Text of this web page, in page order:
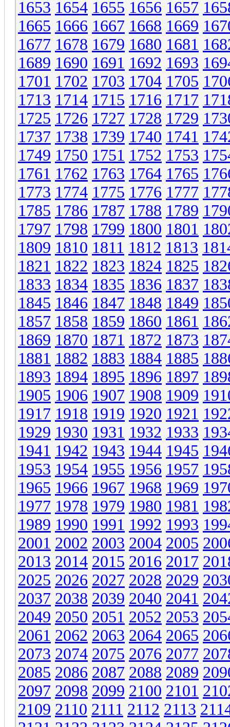
1653 1654 1655 1656 1657
1665 1666 1667 1668 1669
1677 1678 1679 1680 1681
1689 1690 1691 1692 1693
1701 1702 1703 1704 1705
1713 1714 1715 1716 1717
1725 1726 1727 1728 1729
1737 1738 1739 1740 1741
1749 1750 1751 1752 1753
1761 1762 1763 1764 1765
1773 1774 1775 1776 1777
1785 1786 1787 1788 1789
1797 1798 1799 1800 1801
1809 1810 1811 1812 1813
1821 1822 1823 1824 1825
1833 1834 1835 1836 1837
1845 1846 1847 1848 1849
1857 1858 1859 1860 1861
1869 1870 1871 1872 1873
1881 1882 1883 1884 1885
1893 1894 1895 1896 1897
1905 1906 1907 1908 1909
1917 1918 1919 1920 1921
1929 1930 1931 1932 1933
1941 1942 1943 1944 1945
1953 1954 1955 1956 1957
1965 1966 1967 1968 1969
1977 1978 1979 1980 1981
1989 1990 1991 1992 1993
2001 2002 2003 2004 2005
2013 2014 2015 2016 2017
2025 2026 2027 2028 2029
2037 2038 2039 2040 2041
2049 2050 2051 2052 2053
2061 2062 2063 2064 2065
2073 2074 2075 2076 2077
2085 2086 2087 2088 2089
2097 2098 2099 2100 2101
2109 2110 2111 2112 2113